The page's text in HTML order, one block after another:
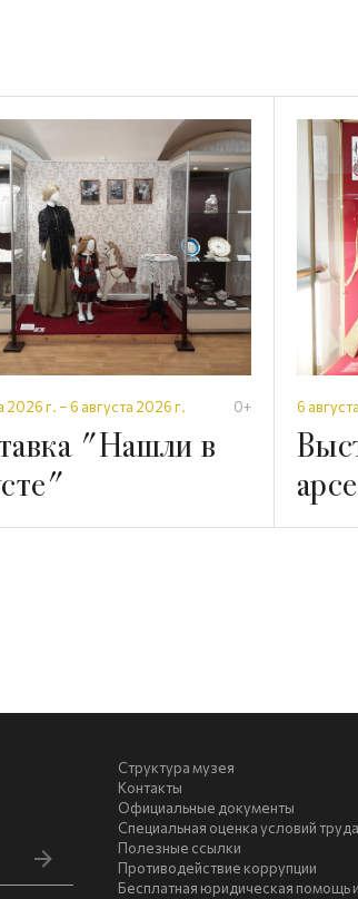
2026 г. – 6 августа 2026 г. 0+
"Нашли в
6
Структура музея
Контакты
Официальные документы
Специальная оценка условий труда
Полезные ссылки
Противодействие коррупции
Бесплатная юридическая помощь и